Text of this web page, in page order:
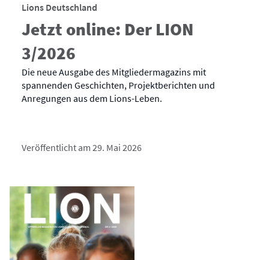
Lions Deutschland
Jetzt online: Der LION
3/2026
Die neue Ausgabe des Mitgliedermagazins mit
spannenden Geschichten, Projektberichten und
Anregungen aus dem Lions-Leben.
Veröffentlicht am 29. Mai 2026